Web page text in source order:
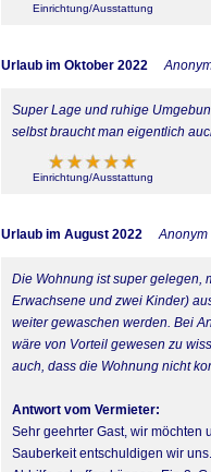
Einrichtung/Ausstattung
Urlaub im Oktober 2022
Super Lage und ruhige
selbst braucht man eigentlich
Einrichtung/Ausstattung
Urlaub im August 2022 Anonym
Die Wohnung ist super gelegen,
Erwachsene und zwei Kinder)
weiter gewaschen werden. Bei
wäre von Vorteil gewesen zu
auch, dass die Wohnung nicht
Antwort vom Vermieter:
Sehr geehrter Gast, wir möchten
Sauberkeit entschuldigen wir